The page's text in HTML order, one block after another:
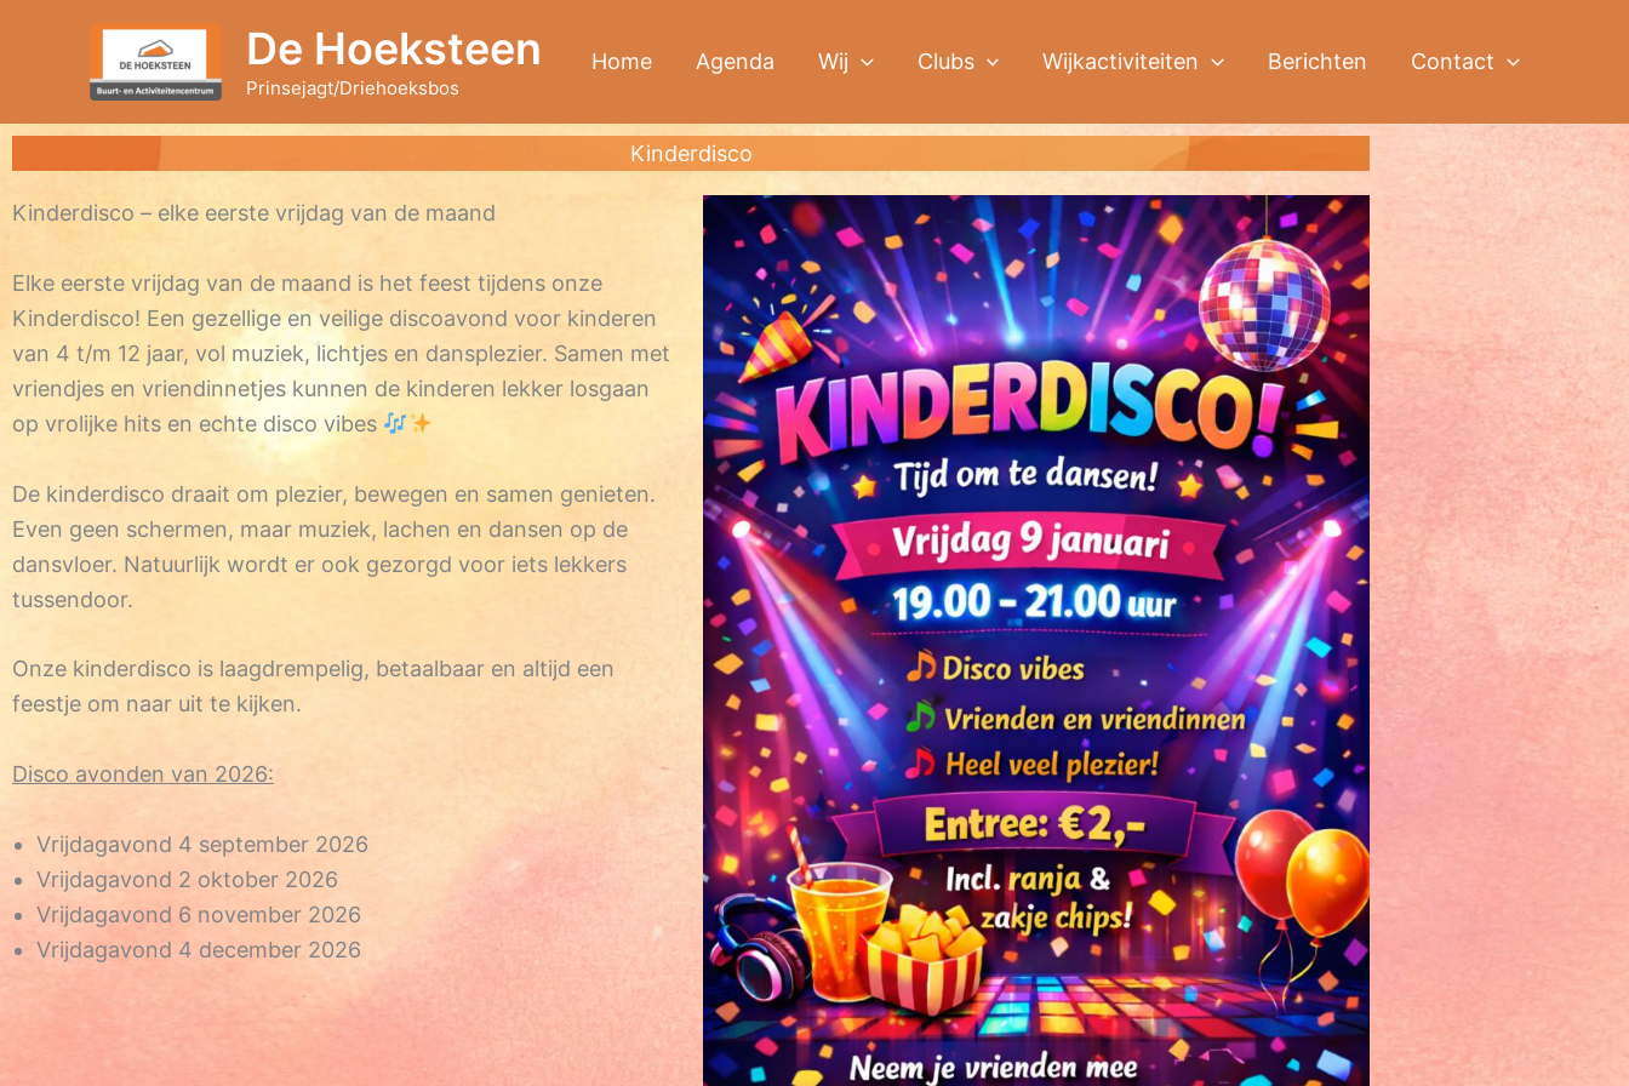
inhoud
De Hoeksteen
Prinsejagt/Driehoeksbos
Home Agenda Wij Clubs Wijkactiviteiten Berichten Contact
Kinderdisco
Kinderdisco – elke eerste vrijdag van de maand
Elke eerste vrijdag van de maand is het feest tijdens onze
Kinderdisco! Een gezellige en veilige discoavond voor kinderen
van 4 t/m 12 jaar, vol muziek, lichtjes en dansplezier. Samen met
vriendjes en vriendinnetjes kunnen de kinderen lekker losgaan
op vrolijke hits en echte disco vibes
De kinderdisco draait om plezier, bewegen en samen genieten.
Even geen schermen, maar muziek, lachen en dansen op de
dansvloer. Natuurlijk wordt er ook gezorgd voor iets lekkers
tussendoor.
Onze kinderdisco is laagdrempelig, betaalbaar en altijd een
feestje om naar uit te kijken.
Disco avonden van 2026:
Vrijdagavond 4 september 2026
Vrijdagavond 2 oktober 2026
Vrijdagavond 6 november 2026
Vrijdagavond 4 december 2026